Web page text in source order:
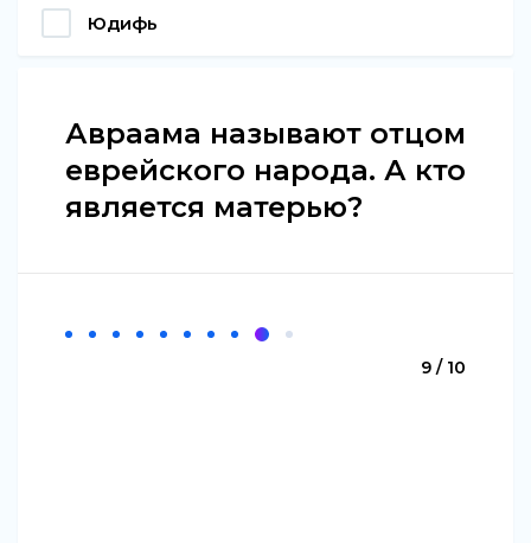
Юдифь
Авраама называют отцом
еврейского народа. А кто
является матерью?
9 / 10